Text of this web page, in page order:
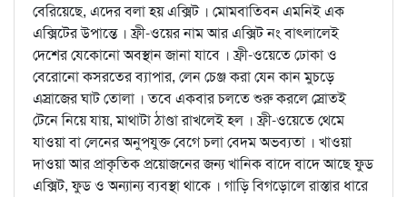
বেরিয়েছে, এদের বলা হয় এক্সিট । মোমবাতিবন এমনিই এক
এক্সিটের উপান্তে । ফ্রী-ওয়ের নাম আর এক্সিট নং বাত্লালেই
দেশের যেকোনো অবস্থান জানা যাবে । ফ্রী-ওয়েতে ঢোকা ও
বেরোনো কসরতের ব্যাপার, লেন চেঞ্জ করা যেন কান মুচড়ে
এস্রাজের ঘাট তোলা । তবে একবার চলতে শুরু করলে স্রোতই
টেনে নিয়ে যায়, মাথাটা ঠাণ্ডা রাখলেই হল । ফ্রী-ওয়েতে থেমে
যাওয়া বা লেনের অনুপযুক্ত বেগে চলা বেদম অভব্যতা । খাওয়া
দাওয়া আর প্রাকৃতিক প্রয়োজনের জন্য খানিক বাদে বাদে আছে ফুড
এক্সিট, ফুড ও অন্যান্য ব্যবস্থা থাকে । গাড়ি বিগড়োলে রাস্তার ধারে